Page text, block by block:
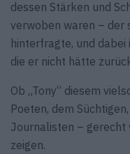
dessen Stärken und
verwoben waren – der
hinterfragte, und
die er nicht hätte
Ob „Tony“ diesem
Poeten, dem
Journalisten – gerecht
zeigen.